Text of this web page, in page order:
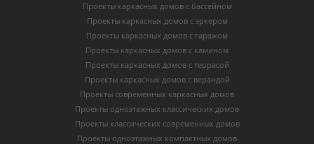
Проекты каркасных домов с бассейном
Проекты каркасных домов с эркером
Проекты каркасных домов с гаражом
Проекты каркасных домов с камином
Проекты каркасных домов с террасой
Проекты каркасных домов с верандой
Проекты современных каркасных домов
Проекты одноэтажных классических домов
Проекты классических современных домов
Проекты одноэтажных компактных домов